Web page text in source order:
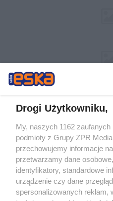
Drogi Użytkowniku,
My, naszych 1162 zaufanych
podmioty z Grupy ZPR
przechowujemy informacje
przetwarzamy dane
identyfikatory, standardowe
urządzenie czy dane
spersonalizowanych reklam,